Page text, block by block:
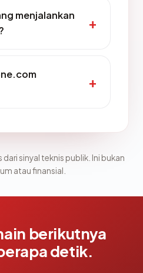
menjalankan
sinyal teknis publik. Ini bukan
atau finansial.
berikutnya
detik.